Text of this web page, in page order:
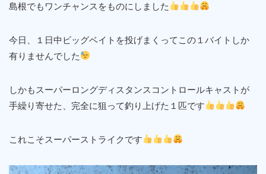
島根でもワンチャンスをものにしました
今日、１日中ビッグベイトを投げまくってこの１バイトしか
有りませんでした
しかもスーパーロングディスタンスコントロールキャストが
手繰り寄せた、完全に狙って釣り上げた１匹です
これこそスーパーストライクです